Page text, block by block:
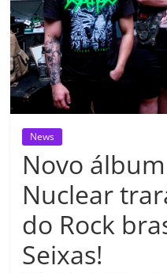
News
Novo
Nuclear
do Rock
Seixas!